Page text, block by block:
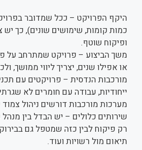
היקף הפרויקט – ככל שמדובר
כמות קומות, שימושים שונים), כך יש
ופיקוח שוטף.
משך הביצוע – פרויקט שמתרחב על
או אפילו שנים, יצריך ליווי ממושך,
מורכבות הנדסית – פרויקטים עם
ייחודיות, עבודה עם חומרים לא
מערכות מורכבות דורשים ניהול צמוד
שירותים כלולים – יש הבדל בין
רק פיקוח לבין כזה שמטפל גם
תיאום מול רשויות ועוד.